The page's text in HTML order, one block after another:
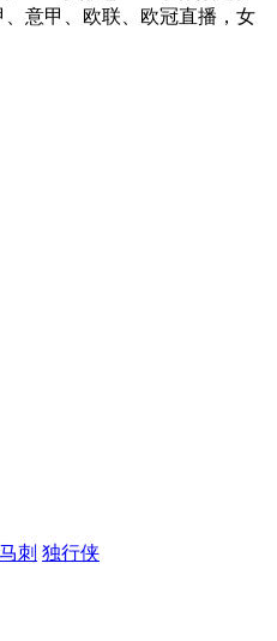
意甲、欧联、欧冠直播，女
马刺 独行侠